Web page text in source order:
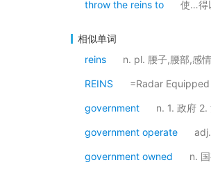
throw the reins to 使…得
相似单词
reins
n. pl. 腰子,腰部,感
REINS =Radar
government n. 1. 政府
government operate
government owned n.